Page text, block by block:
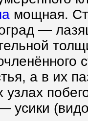
мощная.
—
а в их
узлах
усики